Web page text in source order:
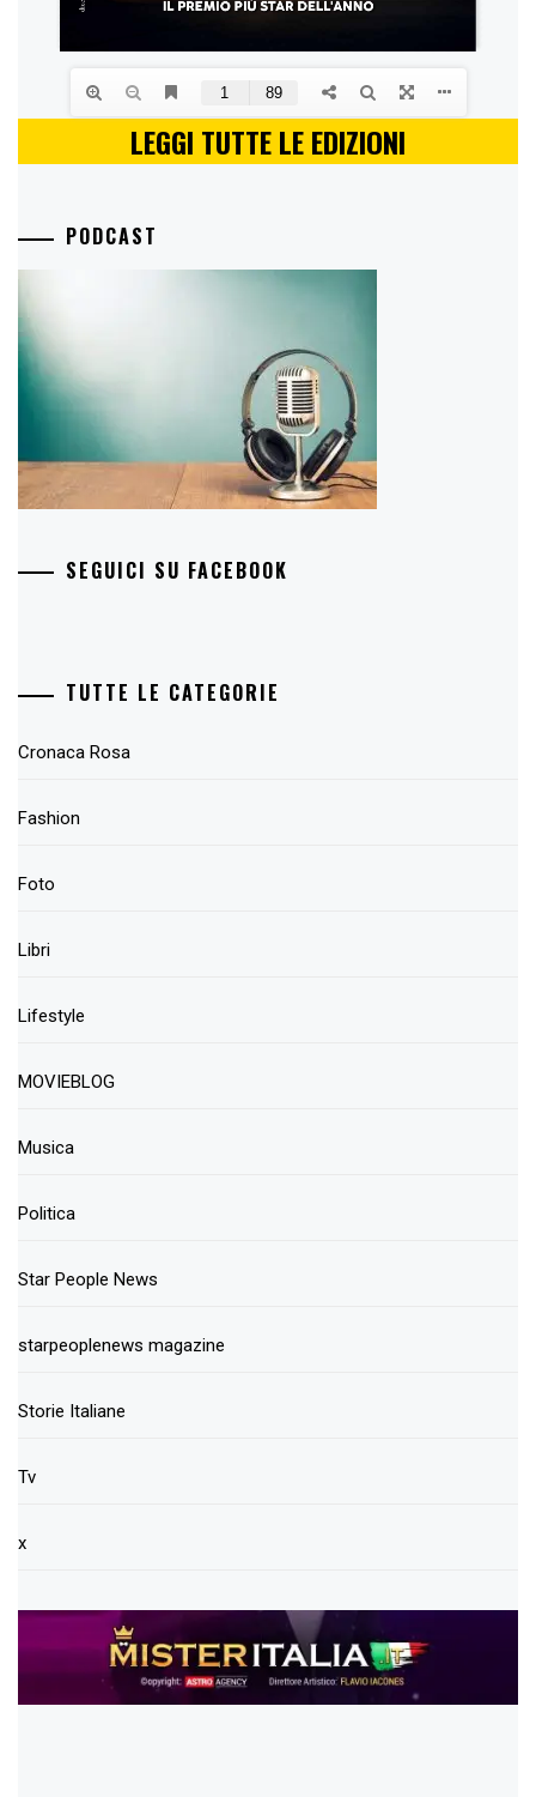
LEGGI TUTTE LE EDIZIONI
PODCAST
SEGUICI SU FACEBOOK
TUTTE LE CATEGORIE
Cronaca Rosa
Fashion
Foto
Libri
Lifestyle
MOVIEBLOG
Musica
Politica
Star People News
starpeoplenews magazine
Storie Italiane
Tv
x